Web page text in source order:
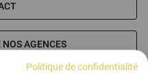
AGENCES
Politique de confidentialité